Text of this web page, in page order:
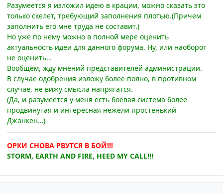
Разумеется я изложил идею в крации, можно сказать это
только скелет, требующий заполнения плотью.(Причем
заполнить его мне труда не составит.)
Но уже по нему можно в полной мере оценить
актуальность идеи для данного форума. Ну, или наоборот
не оценить…
Вообщем, жду мнений представителей администрации.
В случае одобрения изложу более полно, в противном
случае, не вижу смысла напрягатся.
(Да, и разумеется у меня есть боевая система более
продвинутая и интересная нежели простенький
Джанкен…)
ОРКИ СНОВА РВУТСЯ В БОЙ!!!
STORM, EARTH AND FIRE, HEED MY CALL!!!